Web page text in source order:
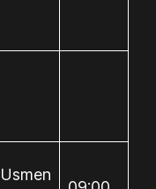
Usmen